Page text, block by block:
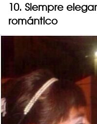
10. Siempre
romántico